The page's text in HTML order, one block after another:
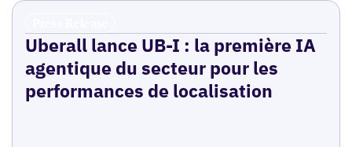
Uberall lance UB-I : la première IA
agentique du secteur pour les
performances de localisation